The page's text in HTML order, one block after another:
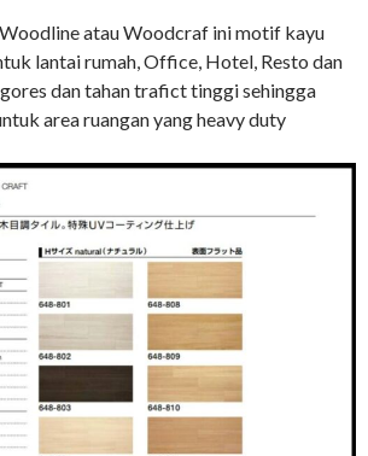
atau Woodcraf ini motif kayu
lantai rumah, Office, Hotel, Resto dan
dan tahan trafict tinggi sehingga
area ruangan yang heavy duty